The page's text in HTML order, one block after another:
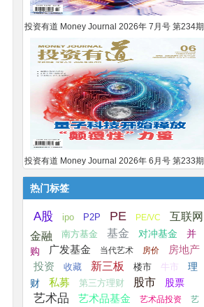
投资有道 Money Journal 2026年 7月号 第234期
投资有道 Money Journal 2026年 6月号 第233期
热门标签
A股 ipo P2P PE PE/VC 互联网
金融 南方基金 基金 对冲基金 并
购 广发基金 当代艺术 房价
房地产
投资
收藏 新三板 楼市 牛市 理
财 私募 第三方理财 股市 股票
艺术品 艺术品基金 艺术品投资
艺